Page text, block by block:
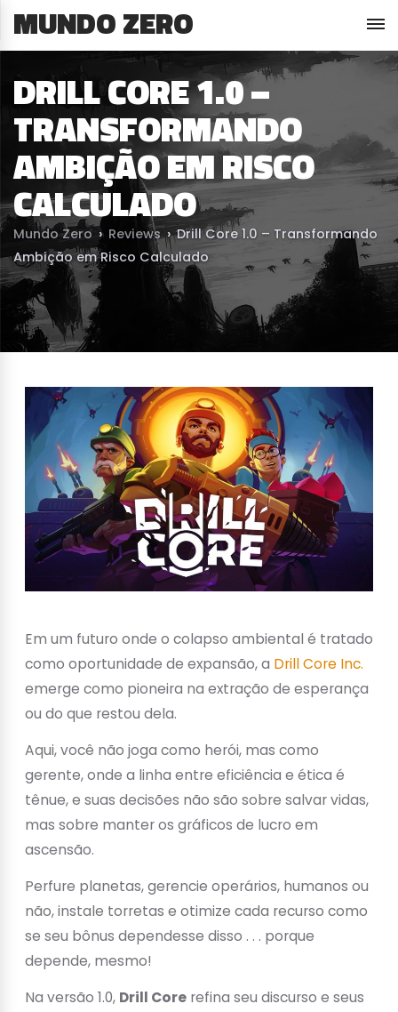
MUNDO ZERO
DRILL CORE 1.0 –
TRANSFORMANDO
AMBIÇÃO EM RISCO
CALCULADO
Mundo Zero › Reviews › Drill Core 1.0 – Transformando
Ambição em Risco Calculado
Em um futuro onde o colapso ambiental é tratado
como oportunidade de expansão, a Drill Core Inc.
emerge como pioneira na extração de esperança
ou do que restou dela.
Aqui, você não joga como herói, mas como
gerente, onde a linha entre eficiência e ética é
tênue, e suas decisões não são sobre salvar vidas,
mas sobre manter os gráficos de lucro em
ascensão.
Perfure planetas, gerencie operários, humanos ou
não, instale torretas e otimize cada recurso como
se seu bônus dependesse disso . . . porque
depende, mesmo!
Na versão 1.0, Drill Core refina seu discurso e seus